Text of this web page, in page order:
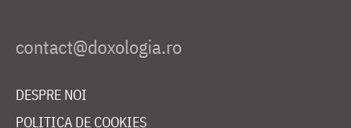
DESPRE NOI
POLITICA DE COOKIES